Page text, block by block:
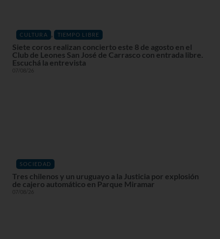
CULTURA , TIEMPO LIBRE
Siete coros realizan concierto este 8 de agosto en el
Club de Leones San José de Carrasco con entrada libre.
Escuchá la entrevista
07/08/26
SOCIEDAD
Tres chilenos y un uruguayo a la Justicia por explosión
de cajero automático en Parque Miramar
07/08/26